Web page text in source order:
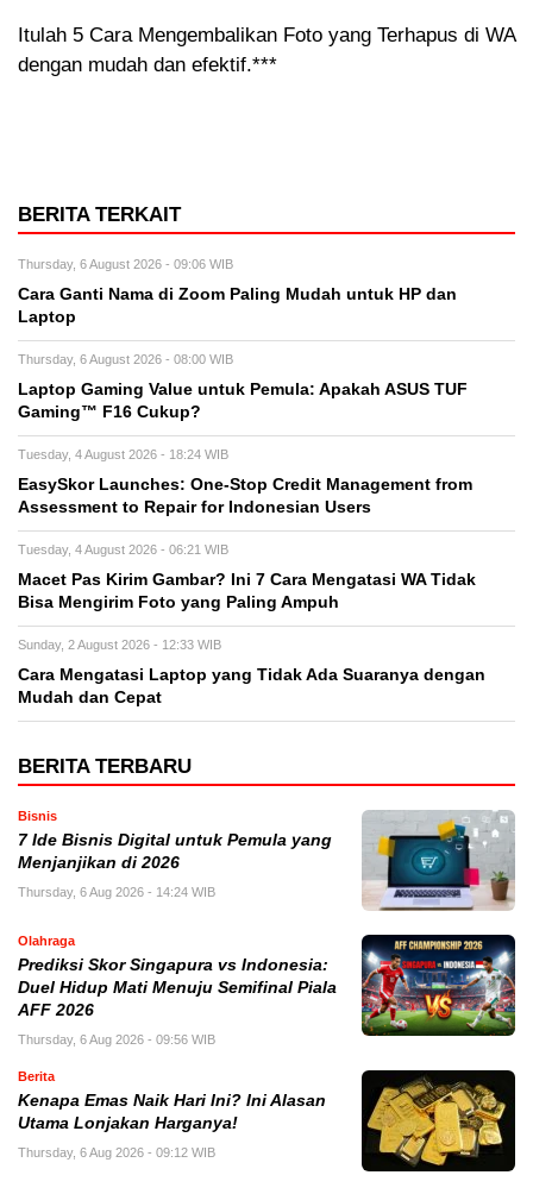
Itulah 5 Cara Mengembalikan Foto yang Terhapus di WA
dengan mudah dan efektif.***
BERITA TERKAIT
Thursday, 6 August 2026 - 09:06 WIB
Cara Ganti Nama di Zoom Paling Mudah untuk HP dan
Laptop
Thursday, 6 August 2026 - 08:00 WIB
Laptop Gaming Value untuk Pemula: Apakah ASUS TUF
Gaming™ F16 Cukup?
Tuesday, 4 August 2026 - 18:24 WIB
EasySkor Launches: One-Stop Credit Management from
Assessment to Repair for Indonesian Users
Tuesday, 4 August 2026 - 06:21 WIB
Macet Pas Kirim Gambar? Ini 7 Cara Mengatasi WA Tidak
Bisa Mengirim Foto yang Paling Ampuh
Sunday, 2 August 2026 - 12:33 WIB
Cara Mengatasi Laptop yang Tidak Ada Suaranya dengan
Mudah dan Cepat
BERITA TERBARU
Bisnis
7 Ide Bisnis Digital untuk Pemula yang
Menjanjikan di 2026
Thursday, 6 Aug 2026 - 14:24 WIB
Olahraga
Prediksi Skor Singapura vs Indonesia:
Duel Hidup Mati Menuju Semifinal Piala
AFF 2026
Thursday, 6 Aug 2026 - 09:56 WIB
Berita
Kenapa Emas Naik Hari Ini? Ini Alasan
Utama Lonjakan Harganya!
Thursday, 6 Aug 2026 - 09:12 WIB